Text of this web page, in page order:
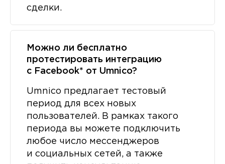
сделки.
Можно ли бесплатно
протестировать интеграцию
с Facebook* от Umnico?
Umnico предлагает тестовый
период для всех новых
пользователей. В рамках такого
периода вы можете подключить
любое число мессенджеров
и социальных сетей, а также